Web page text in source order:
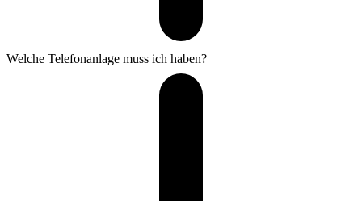
Welche Telefonanlage muss ich haben?